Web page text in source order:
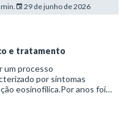
29 de junho de 2026
e tratamento
um processo
por sintomas
eosinofílica.Por anos foi